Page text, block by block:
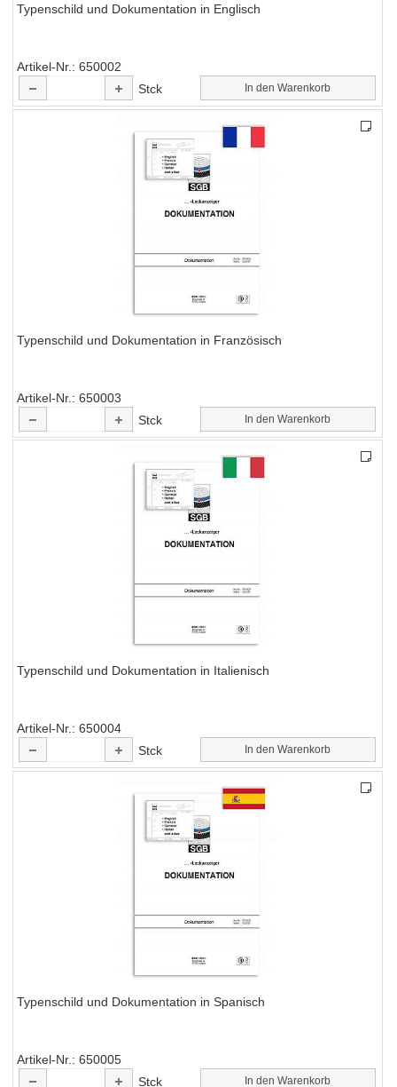
Typenschild und Dokumentation in Englisch
Artikel-Nr. 650002
Stck
In den Warenkorb
Typenschild und Dokumentation in Französisch
Artikel-Nr.
650003
Stck
In den Warenkorb
Typenschild und Dokumentation in Italienisch
Artikel-Nr. 650004
Stck
In den Warenkorb
Typenschild und Dokumentation in Spanisch
Artikel-Nr.
650005
Stck
In den Warenkorb